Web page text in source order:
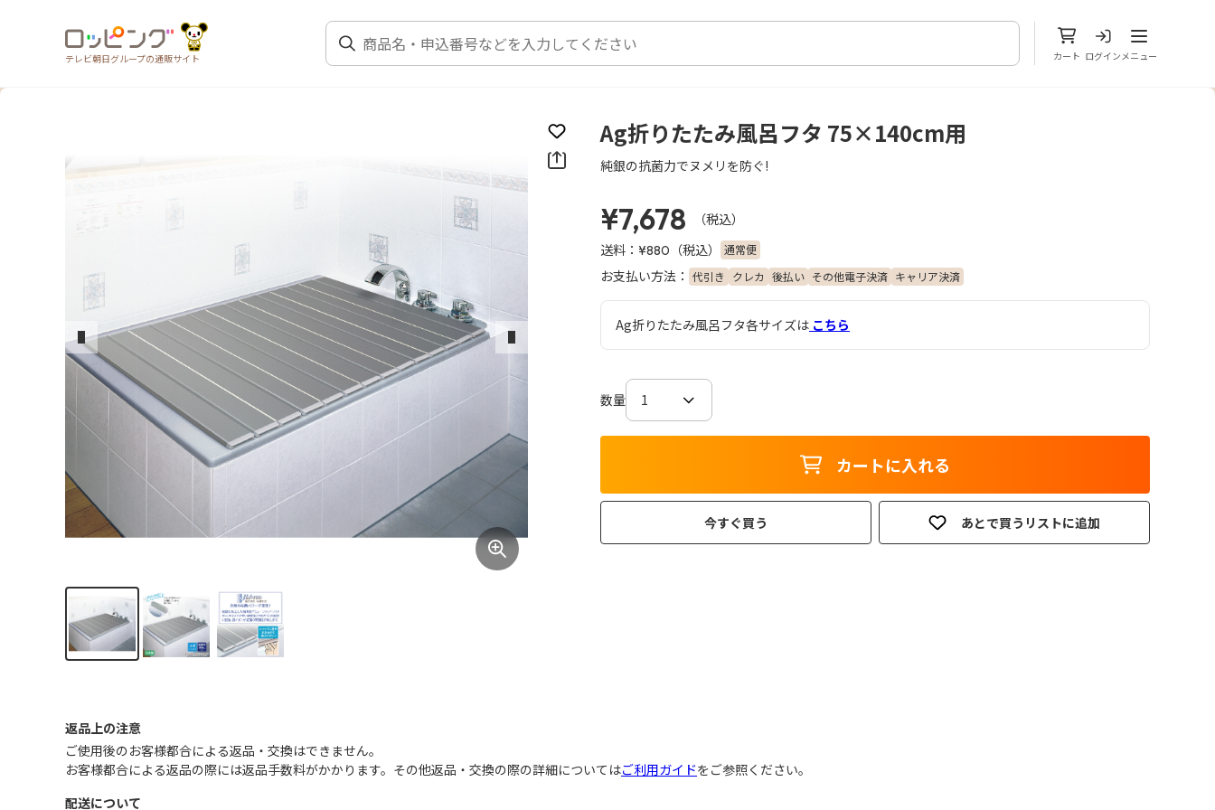
テレビ朝日グループの通販サイト カート ログイン
メニューを開
メニュー
前のスライド 次のスライド
お気に入りに登録
Ag折りたたみ風呂フタ 75×140cm用
純銀の抗菌力でヌメリを防ぐ!
¥7,678
（税込）
送料： ¥880 （税込） 通常便
お支払い方法： 代引き クレカ 後払い その他電子決済 キャリア決済
Ag折りたたみ風呂フタ各サイズは こちら
数量
カートに入れる
今すぐ買う あとで買うリストに追加
返品上の注意
ご使用後のお客様都合による返品・交換はできません｡
お客様都合による返品の際には返品手数料がかかります。その他返品・交換の際の詳細についてはご利用ガイドをご参照ください。
配送について